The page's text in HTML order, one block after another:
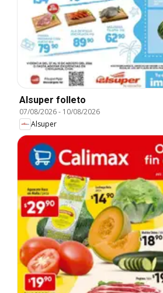
Alsuper folleto
07/08/2026- 10/08/2026
Alsuper